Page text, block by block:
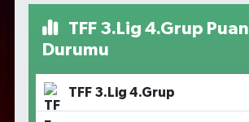
TFF 3.Lig 4.Grup Puan
Durumu
TFF 3.Lig 4.Grup